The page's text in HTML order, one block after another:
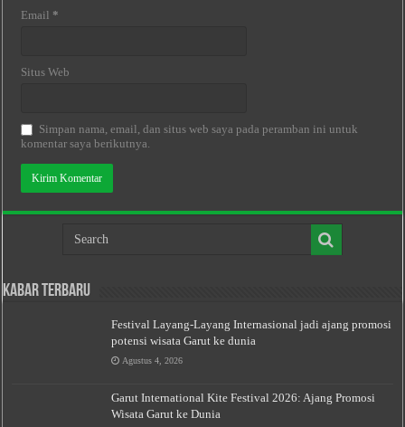
Email *
Situs Web
Simpan nama, email, dan situs web saya pada peramban ini untuk
komentar saya berikutnya.
Kabar Terbaru
Festival Layang-Layang Internasional jadi ajang promosi
potensi wisata Garut ke dunia
Agustus 4, 2026
Garut International Kite Festival 2026: Ajang Promosi
Wisata Garut ke Dunia